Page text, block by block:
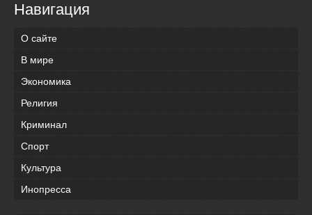
Навигация
О сайте
В мире
Экономика
Религия
Криминал
Спорт
Культура
Инопресса